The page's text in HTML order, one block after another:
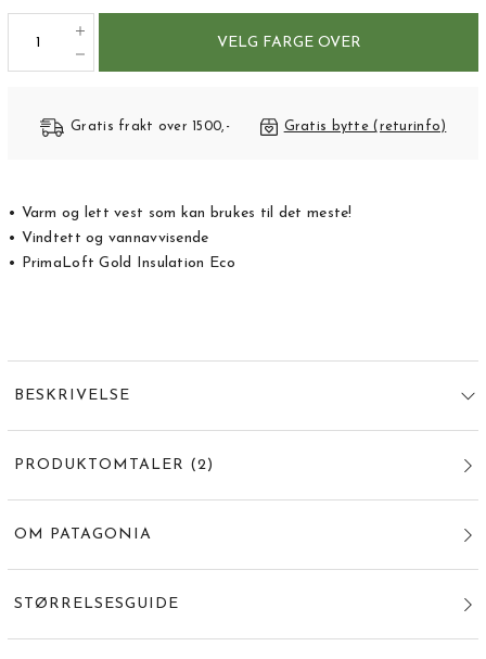
VELG FARGE OVER
Gratis frakt over 1500,- Gratis bytte (returinfo)
• Varm og lett vest som kan brukes til det meste!
• Vindtett og vannavvisende
• PrimaLoft Gold Insulation Eco
BESKRIVELSE
PRODUKTOMTALER (2)
OM PATAGONIA
STØRRELSESGUIDE